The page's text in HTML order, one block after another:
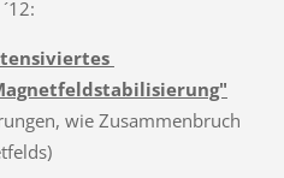
wie Zusammenbruch